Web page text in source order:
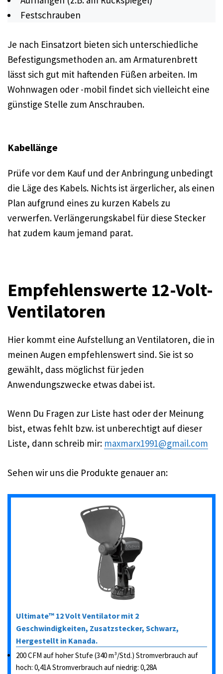
Festschrauben
Je nach Einsatzort bieten sich unterschiedliche
Befestigungsmethoden an. am Armaturenbrett
lässt sich gut mit haftenden Füßen arbeiten. Im
Wohnwagen oder -mobil findet sich vielleicht eine
günstige Stelle zum Anschrauben.
Kabellänge
Prüfe vor dem Kauf und der Anbringung unbedingt
die Läge des Kabels. Nichts ist ärgerlicher, als einen
Plan aufgrund eines zu kurzen Kabels zu
verwerfen. Verlängerungskabel für diese Stecker
hat zudem kaum jemand parat.
Empfehlenswerte 12-Volt-
Ventilatoren
Hier kommt eine Aufstellung an Ventilatoren, die in
meinen Augen empfehlenswert sind. Sie ist so
gewählt, dass möglichst für jeden
Anwendungszwecke etwas dabei ist.
Wenn Du Fragen zur Liste hast oder der Meinung
bist, etwas fehlt bzw. ist unberechtigt auf dieser
Liste, dann schreib mir: maxmarx1991@gmail.com
Sehen wir uns die Produkte genauer an:
Ultimate™ 12 Volt Ventilator mit 2
Geschwindigkeiten, Zusatzstecker, Schwarz,
Hergestellt in Kanada.
200 CFM auf hoher Stufe (340 m³/Std.) Stromverbrauch auf
hoch: 0,41A Stromverbrauch auf niedrig: 0,28A